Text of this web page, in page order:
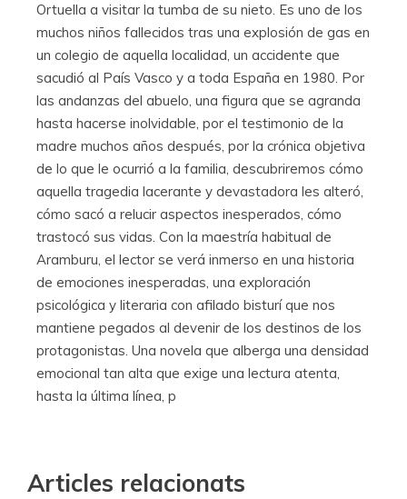
Ortuella a visitar la tumba de su nieto. Es uno de los
muchos niños fallecidos tras una explosión de gas en
un colegio de aquella localidad, un accidente que
sacudió al País Vasco y a toda España en 1980. Por
las andanzas del abuelo, una figura que se agranda
hasta hacerse inolvidable, por el testimonio de la
madre muchos años después, por la crónica objetiva
de lo que le ocurrió a la familia, descubriremos cómo
aquella tragedia lacerante y devastadora les alteró,
cómo sacó a relucir aspectos inesperados, cómo
trastocó sus vidas. Con la maestría habitual de
Aramburu, el lector se verá inmerso en una historia
de emociones inesperadas, una exploración
psicológica y literaria con afilado bisturí que nos
mantiene pegados al devenir de los destinos de los
protagonistas. Una novela que alberga una densidad
emocional tan alta que exige una lectura atenta,
hasta la última línea, p
Articles relacionats